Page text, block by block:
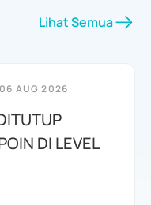
Lihat Semua
06 AUG 2026
DI LEVEL